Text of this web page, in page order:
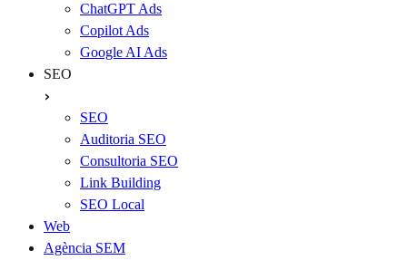
ChatGPT Ads
Copilot Ads
Google AI Ads
SEO
SEO
Auditoria SEO
Consultoria SEO
Link Building
SEO Local
Web
Agència SEM